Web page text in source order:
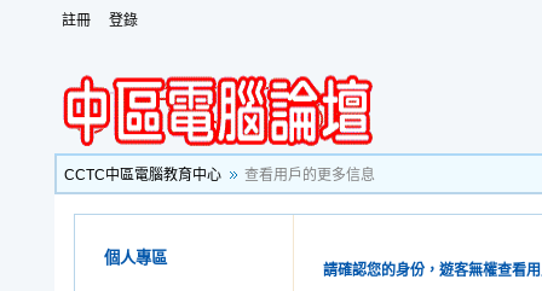
註冊 登錄
CCTC中區電腦教育中心 查看用戶的更多信息
個人專區
請確認您的身份，遊客無權查看